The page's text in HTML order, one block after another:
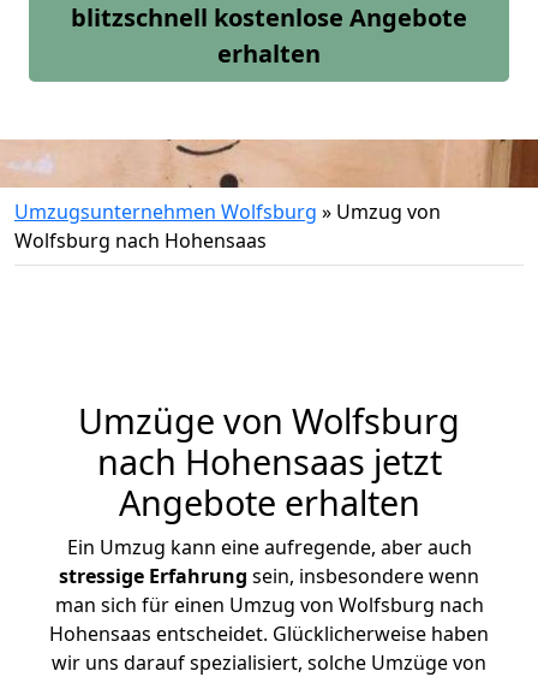
blitzschnell kostenlose Angebote
erhalten
Umzugsunternehmen Wolfsburg » Umzug von
Wolfsburg nach Hohensaas
Umzüge von Wolfsburg
nach Hohensaas jetzt
Angebote erhalten
Ein Umzug kann eine aufregende, aber auch
stressige Erfahrung sein, insbesondere wenn
man sich für einen Umzug von Wolfsburg nach
Hohensaas entscheidet. Glücklicherweise haben
wir uns darauf spezialisiert, solche Umzüge von